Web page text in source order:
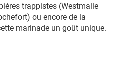
trappistes (Westmalle
ou encore de la
marinade un goût unique.